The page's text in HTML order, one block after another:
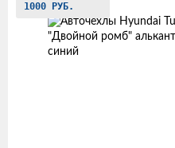
1000 РУБ.